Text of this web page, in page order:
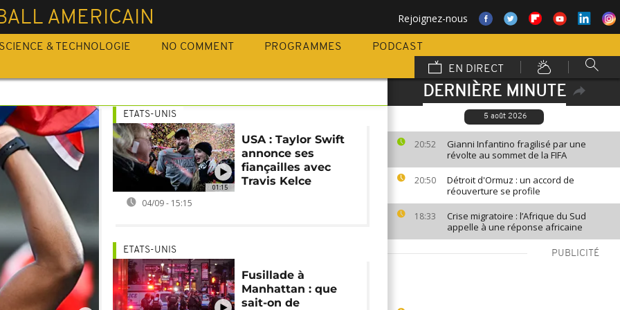
AMERICAIN Rejoignez-nous
SCIENCE & TECHNOLOGIE NO COMMENT PROGRAMMES
PODCAST
EN DIRECT
DERNIÈRE MINUTE
5 août 2026
20:52
Gianni Infantino fragilisé par une
révolte au sommet de la FIFA
20:50
Détroit d'Ormuz : un accord de
réouverture se profile
18:33
Crise migratoire : l’Afrique du Sud
appelle à une réponse africaine
PUBLICITÉ
01:15
ETATS-UNIS
USA : Taylor Swift
annonce ses
fiançailles avec
Travis Kelce
04/09 - 15:15
ETATS-UNIS
Fusillade à
Manhattan : que
sait-on de